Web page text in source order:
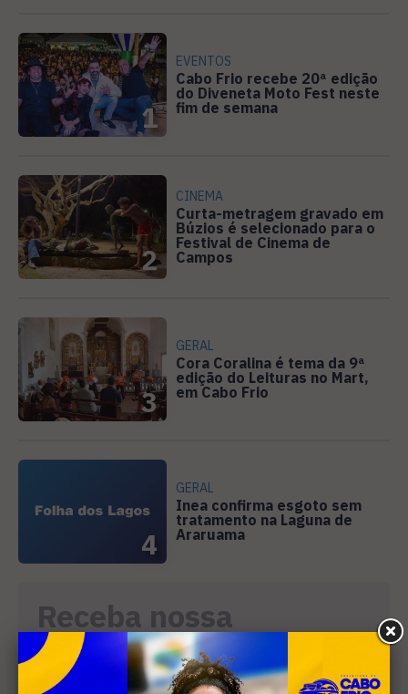
1
EVENTOS
Cabo Frio recebe 20ª edição
do Diveneta Moto Fest neste
fim de semana
2
CINEMA
Curta-metragem gravado em
Búzios é selecionado para o
Festival de Cinema de
Campos
3
GERAL
Cora Coralina é tema da 9ª
edição do Leituras no Mart,
em Cabo Frio
4
GERAL
Inea confirma esgoto sem
tratamento na Laguna de
Araruama
Receba nossa
newsletter